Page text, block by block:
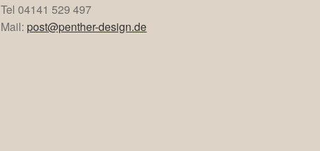
Tel 04141 529 497
Mail: post@penther-design.de